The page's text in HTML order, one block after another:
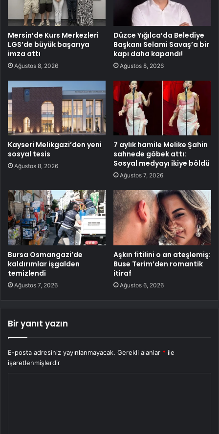
Mersin’de Kurs Merkezleri
LGS’de büyük başarıya
imza attı
Ağustos 8, 2026
Düzce Yığılca’da Belediye
Başkanı Selami Savaş’a bir
kapı daha kapandı!
Ağustos 8, 2026
Kayseri Melikgazi’den yeni
sosyal tesis
Ağustos 8, 2026
7 aylık hamile Melike Şahin
sahnede göbek attı:
Sosyal medyayı ikiye böldü
Ağustos 7, 2026
Bursa Osmangazi’de
kaldırımlar işgalden
temizlendi
Ağustos 7, 2026
Aşkın fitilini o an ateşlemiş:
Buse Terim’den romantik
itiraf
Ağustos 6, 2026
Bir yanıt yazın
E-posta adresiniz yayınlanmayacak. Gerekli alanlar * ile
işaretlenmişlerdir